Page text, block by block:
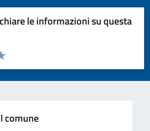
le informazioni su questa
pagina
5 stelle su 5
4 stelle su 5
su 5
su 5
5
comune